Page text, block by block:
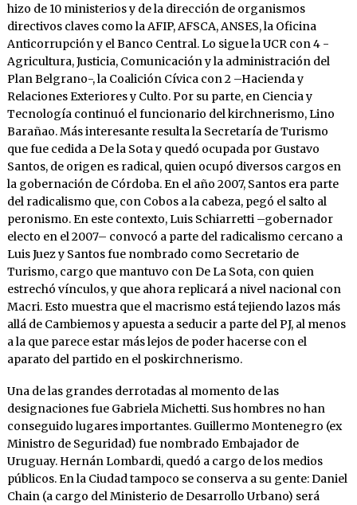
hizo de 10 ministerios y de la dirección de organismos
directivos claves como la AFIP, AFSCA, ANSES, la Oficina
Anticorrupción y el Banco Central. Lo sigue la UCR con 4 -
Agricultura, Justicia, Comunicación y la administración del
Plan Belgrano-, la Coalición Cívica con 2 –Hacienda y
Relaciones Exteriores y Culto. Por su parte, en Ciencia y
Tecnología continuó el funcionario del kirchnerismo, Lino
Barañao. Más interesante resulta la Secretaría de Turismo
que fue cedida a De la Sota y quedó ocupada por Gustavo
Santos, de origen es radical, quien ocupó diversos cargos en
la gobernación de Córdoba. En el año 2007, Santos era parte
del radicalismo que, con Cobos a la cabeza, pegó el salto al
peronismo. En este contexto, Luis Schiarretti –gobernador
electo en el 2007– convocó a parte del radicalismo cercano a
Luis Juez y Santos fue nombrado como Secretario de
Turismo, cargo que mantuvo con De La Sota, con quien
estrechó vínculos, y que ahora replicará a nivel nacional con
Macri. Esto muestra que el macrismo está tejiendo lazos más
allá de Cambiemos y apuesta a seducir a parte del PJ, al menos
a la que parece estar más lejos de poder hacerse con el
aparato del partido en el poskirchnerismo.
Una de las grandes derrotadas al momento de las
designaciones fue Gabriela Michetti. Sus hombres no han
conseguido lugares importantes. Guillermo Montenegro (ex
Ministro de Seguridad) fue nombrado Embajador de
Uruguay. Hernán Lombardi, quedó a cargo de los medios
públicos. En la Ciudad tampoco se conserva a su gente: Daniel
Chain (a cargo del Ministerio de Desarrollo Urbano) será